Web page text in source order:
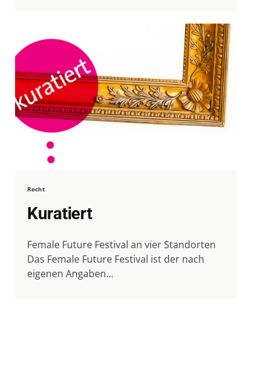
Recht
Kuratiert
Female Future Festival an vier Standorten
Das Female Future Festival ist der nach
eigenen Angaben...